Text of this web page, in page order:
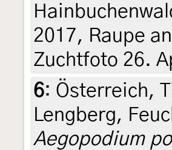
2017, Raupe an
Zuchtfoto 26.
6: Österreich,
Lengberg,
Aegopodium